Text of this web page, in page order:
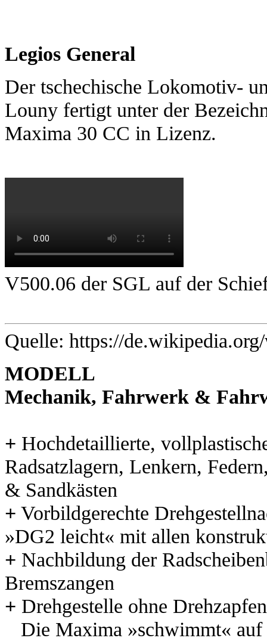
Legios General
Der tschechische Lokomotiv-
Louny fertigt unter der
Maxima 30 CC in Lizenz.
V500.06 der SGL auf der
Quelle: https://
MODELL
Mechanik, Fahrwerk &
+ Hochdetaillierte,
Radsatzlagern, Lenkern,
& Sandkästen
+ Vorbildgerechte
»DG2 leicht« mit allen
+ Nachbildung der
Bremszangen
+ Drehgestelle ohne
Die Maxima »schwimmt« auf